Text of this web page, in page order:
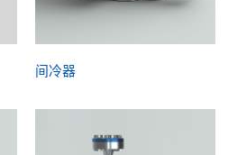
间冷器